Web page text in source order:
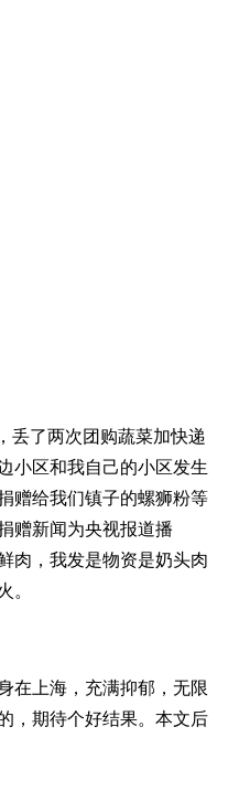
丢了两次团购蔬菜加快递
小区和我自己的小区发生
赠给我们镇子的螺狮粉等
赠新闻为央视报道播
肉，我发是物资是奶头肉
。
在上海，充满抑郁，无限
，期待个好结果。本文后